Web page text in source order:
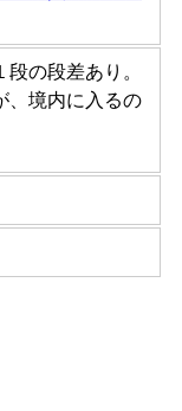
の段差あり。
、境内に入るの